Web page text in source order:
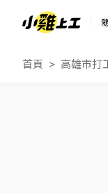
首頁 高雄市打